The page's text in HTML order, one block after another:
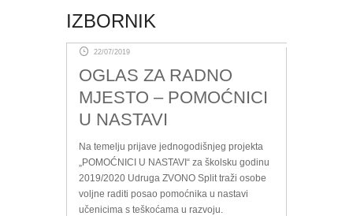
IZBORNIK
22/07/2019
OGLAS ZA RADNO
MJESTO – POMOĆNICI
U NASTAVI
Na temelju prijave jednogodišnjeg projekta
„POMOĆNICI U NASTAVI“ za školsku godinu
2019/2020 Udruga ZVONO Split traži osobe
voljne raditi posao pomoćnika u nastavi
učenicima s teškoćama u razvoju.